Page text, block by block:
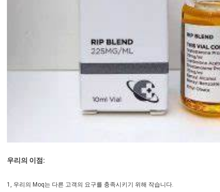
우리의 이점:
1, 우리의 Moq는 다른 고객의 요구를 충족시키기 위해 작습니다.